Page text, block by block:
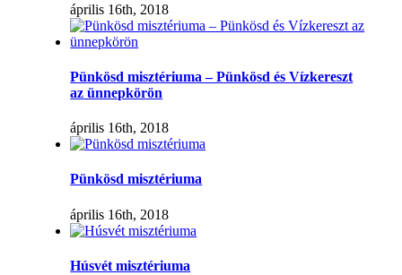
április 16th, 2018
Pünkösd misztériuma – Pünkösd és Vízkereszt
az ünnepkörön
április 16th, 2018
Pünkösd misztériuma
április 16th, 2018
Húsvét misztériuma